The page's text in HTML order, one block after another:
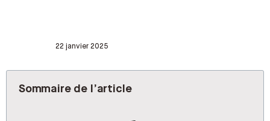
22 janvier 2025
Sommaire de l’article